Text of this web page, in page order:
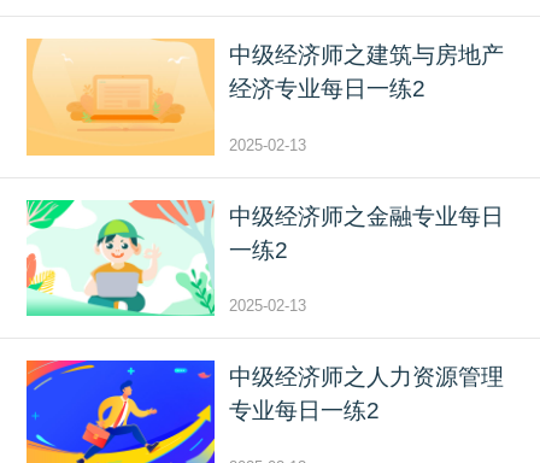
中级经济师之建筑与房地产
经济专业每日一练2
2025-02-13
中级经济师之金融专业每日
一练2
2025-02-13
中级经济师之人力资源管理
专业每日一练2